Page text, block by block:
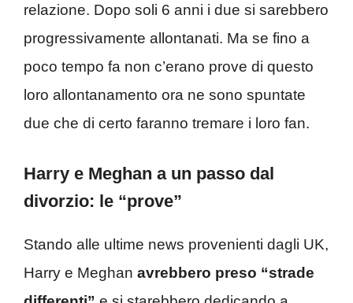
relazione. Dopo soli 6 anni i due si sarebbero
progressivamente allontanati. Ma se fino a
poco tempo fa non c’erano prove di questo
loro allontanamento ora ne sono spuntate
due che di certo faranno tremare i loro fan.
Harry e Meghan a un passo dal
divorzio: le “prove”
Stando alle ultime news provenienti dagli UK,
Harry e Meghan avrebbero preso “strade